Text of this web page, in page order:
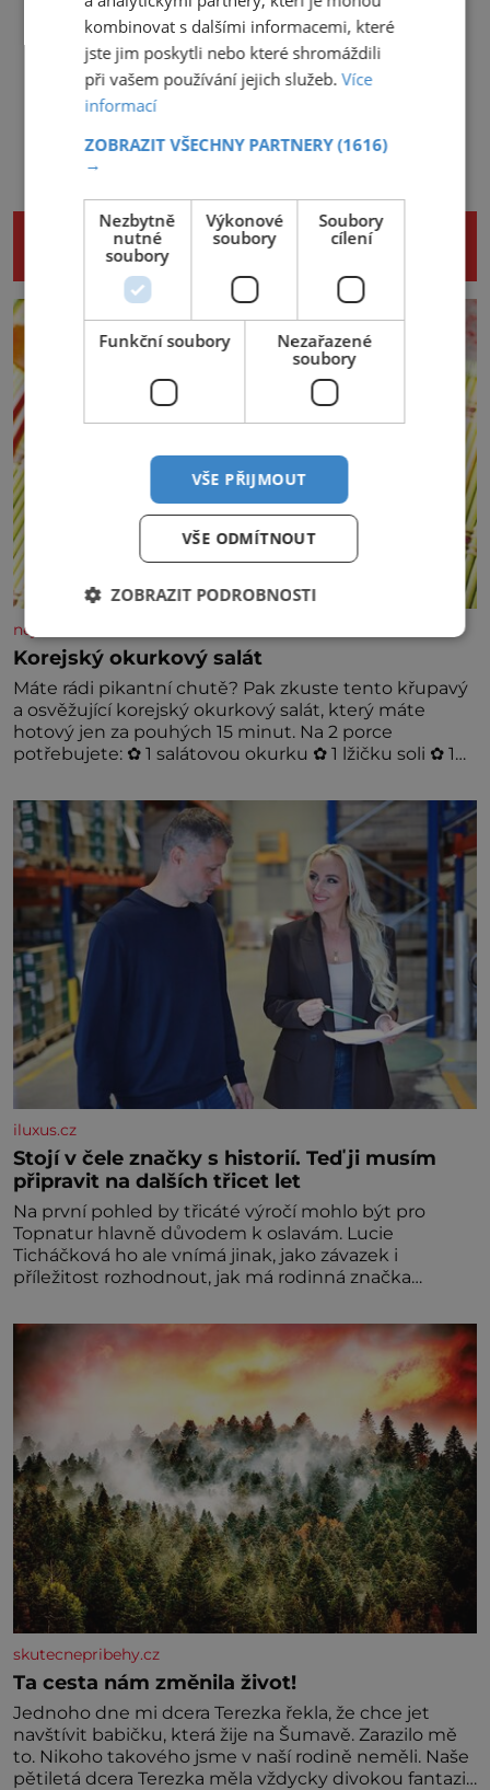
NENECHTE SI UJÍT DALŠÍ ZAJÍMAVÉ
nejsemsama.cz
Korejský okurkový salát
Máte rádi pikantní chutě? Pak zkuste tento křupavý
a osvěžující korejský okurkový salát, který máte
hotový jen za pouhých 15 minut. Na 2 porce
potřebujete: ✿ 1 salátovou okurku ✿ 1 lžičku soli ✿ 1
rýžového octa ✿ 1 lžičku sezamového oleje ✿ 1 lžičku
chilli ✿ 1 lžičku cukru ✿ 1 jarní cibulku ✿ 1 lžíci
sezamových semínek
iluxus.cz
Stojí v čele značky s historií. Teď ji musím
připravit na dalších třicet let
Na první pohled by třicáté výročí mohlo být pro
Topnatur hlavně důvodem k oslavám. Lucie
Ticháčková ho ale vnímá jinak, jako závazek i
příležitost rozhodnout, jak má rodinná značka
skutecnepribehy.cz
Ta cesta nám změnila život!
Jednoho dne mi dcera Terezka řekla, že chce jet
navštívit babičku, která žije na Šumavě. Zarazilo mě
to. Nikoho takového jsme v naší rodině neměli. Naše
pětiletá dcera Terezka měla vždycky divokou fantazii.
kombinovat s dalšími informacemi, které
jste jim poskytli nebo které shromáždili
při vašem používání jejich služeb.Více
informací
ZOBRAZIT VŠECHNY PARTNERY(1616)
→
Nezbytně
nutné
soubory
Výkonové
soubory
Soubory
cílení
Funkční soubory
Nezařazené
soubory
VŠE PŘIJMOUT
VŠE ODMÍTNOUT
ZOBRAZIT PODROBNOSTI